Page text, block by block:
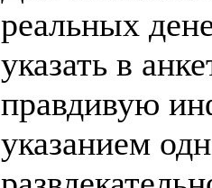
реальных
указать в
правдивую
указанием